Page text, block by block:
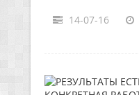
14-07-16